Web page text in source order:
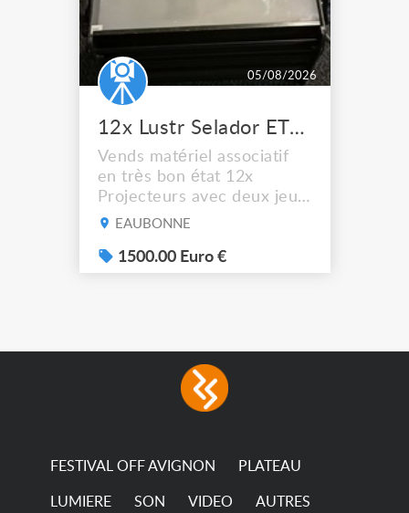
05/08/2026
12x Lustr Selador ETC Led 7x colors filtres
Vends matériel associatif
en très bon état 12x
Projecteurs avec deux jeux
de filtre filtre Lustr Selador
system – seven colour
LEDs providing the
consumption The
permanence of a 50,000-
EAUBONNE
1500.00 Euro €
FESTIVAL OFF AVIGNON PLATEAU
LUMIERE SON VIDEO AUTRES